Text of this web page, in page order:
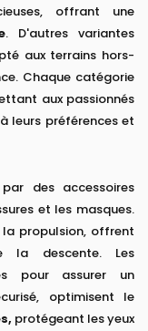
offrant une
. D'autres variantes
aux terrains hors-
Chaque catégorie
aux passionnés
leurs préférences et
des accessoires
et les masques.
propulsion, offrent
la descente. Les
pour assurer un
optimisent le
protégeant les yeux